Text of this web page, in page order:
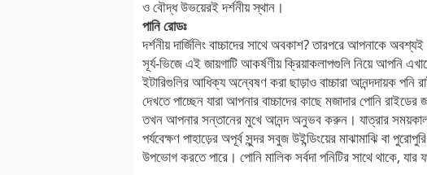
ও বৌদ্ধ উভয়েরই দর্শনীয় স্থান।
পানি রোডঃ
দর্শনীয় দার্জিলিং বাচ্চাদের সাথে অবকাশ? তারপরে আপনাকে
সূর্য-ভিজে এই জায়গাটি আকর্ষণীয় ক্রিয়াকলাপগুলি নিয়ে আপনি
ইটারিগুলির আধিক্য অন্বেষণ করা ছাড়াও বাচ্চারা আনন্দদায়ক
দেখতে পাচ্ছেন যারা আপনার বাচ্চাদের কাছে মজাদার পোনি
তখন আপনার সন্তানের মুখে আনন্দ অনুভব করুন। যাত্রার সময়কাল
পর্যবেক্ষণ পাহাড়ের অপূর্ব সুন্দর সবুজ উইন্ডিংয়ের মাঝামাঝি বা
উপভোগ করতে পারে। পোনি মালিক সর্বদা পনিটির সাথে থাকে, যার